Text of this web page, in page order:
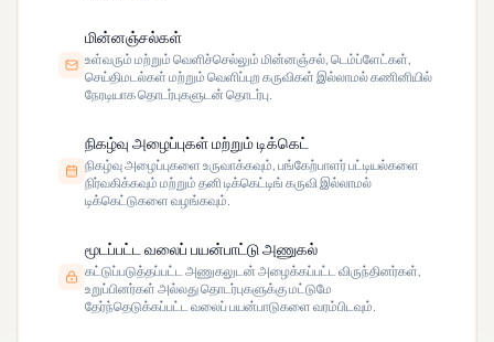
மின்னஞ்சல்கள்
உள்வரும் மற்றும் வெளிச்செல்லும் மின்னஞ்சல், டெம்ப்ளேட்கள்,
செய்திமடல்கள் மற்றும் வெளிப்புற கருவிகள் இல்லாமல் கணினியில்
நேரடியாக தொடர்புகளுடன் தொடர்பு.
நிகழ்வு அழைப்புகள் மற்றும் டிக்கெட்
நிகழ்வு அழைப்புகளை உருவாக்கவும், பங்கேற்பாளர் பட்டியல்களை
நிர்வகிக்கவும் மற்றும் தனி டிக்கெட்டிங் கருவி இல்லாமல்
டிக்கெட்டுகளை வழங்கவும்.
மூடப்பட்ட வலைப் பயன்பாட்டு அணுகல்
கட்டுப்படுத்தப்பட்ட அணுகலுடன் அழைக்கப்பட்ட விருந்தினர்கள்,
உறுப்பினர்கள் அல்லது தொடர்புகளுக்கு மட்டுமே
தேர்ந்தெடுக்கப்பட்ட வலைப் பயன்பாடுகளை வரம்பிடவும்.